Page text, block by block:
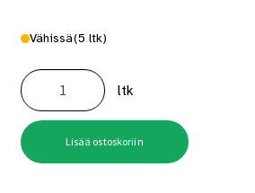
Vähissä(5 ltk)
Betoniruuvi
7,5x60
Spax-
Ra
100
kpl/ltk
määrä
ltk
Lisää ostoskoriin